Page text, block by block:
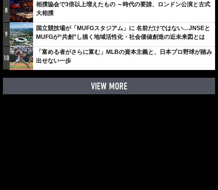
8
相撲協会で3倍以上増えたもの ～時代の要請、ロンドン公演と古式
大相撲
9
国立競技場が「MUFGスタジアム」に 名前だけではない…JNSEと
MUFGが“共創”し描く地域活性化・社会価値創造の近未来図とは
10
「富める者がさらに富む」MLBの資本主義と、日本プロ野球が踏み
出せない一歩
VIEW MORE